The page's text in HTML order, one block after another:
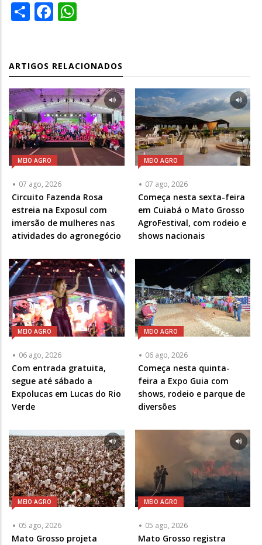
ShareFacebook
ARTIGOS RELACIONADOS
MEIO AGRO
07 ago, 2026
Circuito Fazenda Rosa
estreia na Exposul com
imersão de mulheres nas
atividades do agronegócio
MEIO AGRO
07 ago, 2026
Começa nesta sexta-feira
em Cuiabá o Mato Grosso
AgroFestival, com rodeio e
shows nacionais
MEIO AGRO
06 ago, 2026
Com entrada gratuita,
segue até sábado a
Expolucas em Lucas do Rio
Verde
MEIO AGRO
06 ago, 2026
Começa nesta quinta-
feira a Expo Guia com
shows, rodeio e parque de
diversões
MEIO AGRO
05 ago, 2026
Mato Grosso projeta
MEIO AGRO
05 ago, 2026
Mato Grosso registra